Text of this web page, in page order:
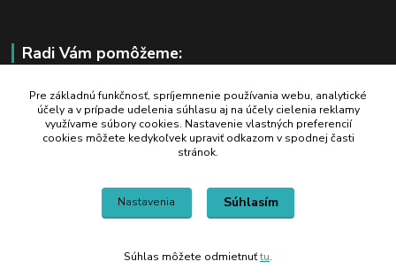
Radi Vám pomôžeme:
+421 908 700 612
po-pia: 8.00 - 16.00
business@jtf.sk
Pre základnú funkčnosť, spríjemnenie používania webu, analytické
účely a v prípade udelenia súhlasu aj na účely cielenia reklamy
využívame súbory cookies. Nastavenie vlastných preferencií
cookies môžete kedykoľvek upraviť odkazom v spodnej časti
stránok.
Nastavenia Súhlasím
Súhlas môžete odmietnuťtu.